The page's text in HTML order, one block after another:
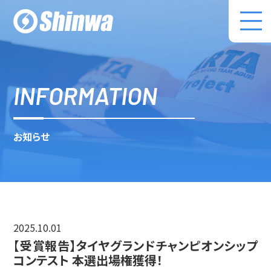
株式会社伸和 コ
INFORMATION
お知らせ
2025.10.01
【受賞報告】タイヤグランドチャンピオンシップ
コンテスト 本選出場権獲得！